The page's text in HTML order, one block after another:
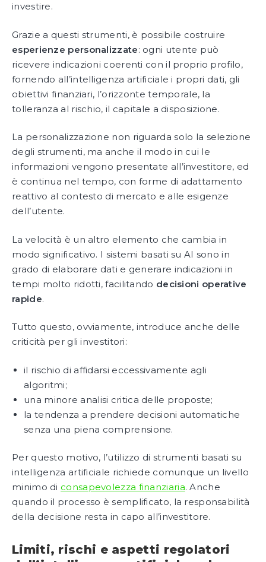
investire.
Grazie a questi strumenti, è possibile costruire
esperienze personalizzate: ogni utente può
ricevere indicazioni coerenti con il proprio profilo,
fornendo all’intelligenza artificiale i propri dati, gli
obiettivi finanziari, l’orizzonte temporale, la
tolleranza al rischio, il capitale a disposizione.
La personalizzazione non riguarda solo la selezione
degli strumenti, ma anche il modo in cui le
informazioni vengono presentate all’investitore, ed
è continua nel tempo, con forme di adattamento
reattivo al contesto di mercato e alle esigenze
dell’utente.
La velocità è un altro elemento che cambia in
modo significativo. I sistemi basati su AI sono in
grado di elaborare dati e generare indicazioni in
tempi molto ridotti, facilitando decisioni operative
rapide.
Tutto questo, ovviamente, introduce anche delle
criticità per gli investitori:
il rischio di affidarsi eccessivamente agli
algoritmi;
una minore analisi critica delle proposte;
la tendenza a prendere decisioni automatiche
senza una piena comprensione.
Per questo motivo, l’utilizzo di strumenti basati su
intelligenza artificiale richiede comunque un livello
minimo di consapevolezza finanziaria. Anche
quando il processo è semplificato, la responsabilità
della decisione resta in capo all’investitore.
Limiti, rischi e aspetti regolatori